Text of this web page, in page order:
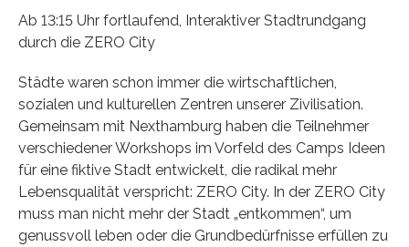
Ab 13:15 Uhr fortlaufend, Interaktiver Stadtrundgang
durch die ZERO City
Städte waren schon immer die wirtschaftlichen,
sozialen und kulturellen Zentren unserer Zivilisation.
Gemeinsam mit Nexthamburg haben die Teilnehmer
verschiedener Workshops im Vorfeld des Camps Ideen
für eine fiktive Stadt entwickelt, die radikal mehr
Lebensqualität verspricht: ZERO City. In der ZERO City
muss man nicht mehr der Stadt „entkommen“, um
genussvoll leben oder die Grundbedürfnisse erfüllen zu